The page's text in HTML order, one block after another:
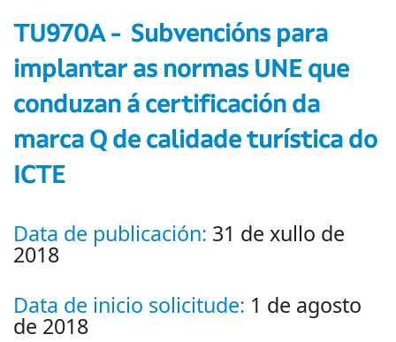
TU970A - Subvencións para
implantar as normas UNE que
conduzan á certificación da
marca Q de calidade turística do
ICTE
Data de publicación: 31 de xullo de
2018
Data de inicio solicitude: 1 de agosto
de 2018